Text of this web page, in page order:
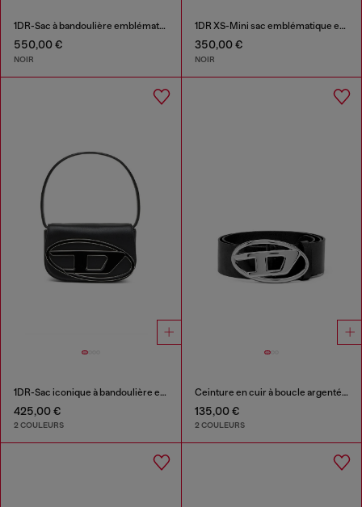
1DR-Sac à bandoulière emblématique en toile et cuir
550,00 €
NOIR
1DR XS-Mini sac emblématique en toile et cuir
350,00 €
NOIR
1DR-Sac iconique à bandoulière en cuir nappa
425,00 €
2 COULEURS
Ceinture en cuir à boucle argentée brillante en D
135,00 €
2 COULEURS